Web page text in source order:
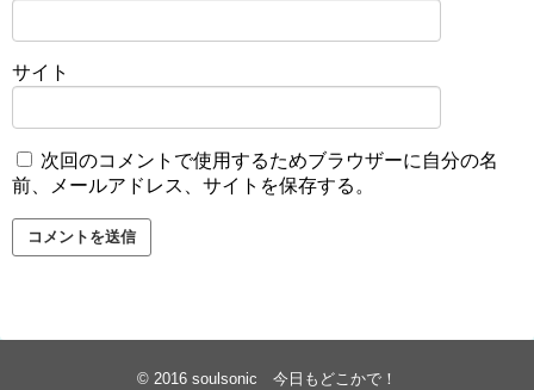
サイト
次回のコメントで使用するためブラウザーに自分の名
前、メールアドレス、サイトを保存する。
© 2016 soulsonic 今日もどこかで！